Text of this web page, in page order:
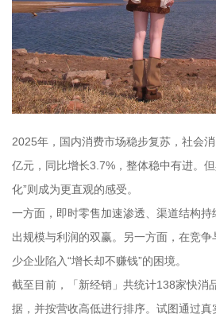
2025年，国内消费市场稳步复苏，社会
亿元，同比增长3.7%，整体稳中有进。
化”则成为更直观的感受。
一方面，即时零售加速渗透、渠道结构
出规模与利润的双赢。另一方面，在竞
少企业陷入“增长却不赚钱”的困境。
截至目前，「新经销」共统计138家快消
据，并按营收高低进行排序。试图通过